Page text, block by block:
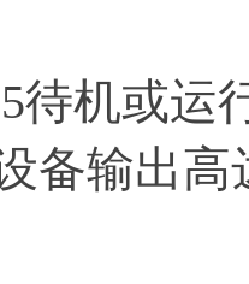
待机或运
备输出高